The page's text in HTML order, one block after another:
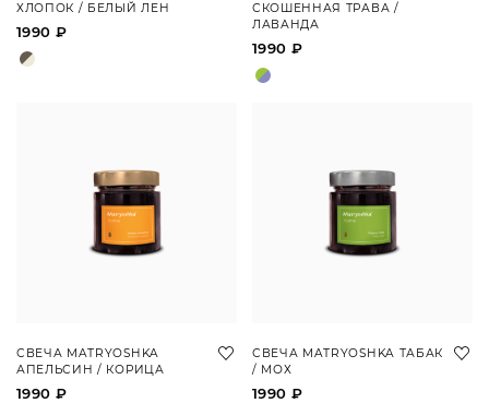
ХЛОПОК / БЕЛЫЙ ЛЕН
1990 ₽
СКОШЕННАЯ ТРАВА /
ЛАВАНДА
1990 ₽
СВЕЧА MATRYOSHKA
АПЕЛЬСИН / КОРИЦА
1990 ₽
СВЕЧА MATRYOSHKA ТАБАК
/ МОХ
1990 ₽